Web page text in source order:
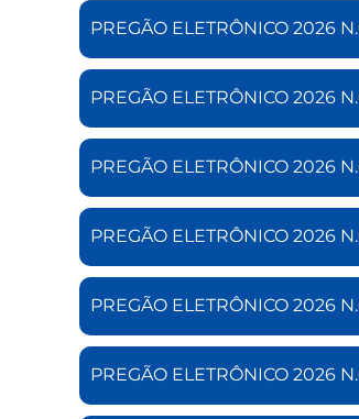
PREGÃO ELETRÔNICO 2026
PREGÃO ELETRÔNICO 2026
PREGÃO ELETRÔNICO 2026
PREGÃO ELETRÔNICO 2026
PREGÃO ELETRÔNICO 2026
PREGÃO ELETRÔNICO 2026